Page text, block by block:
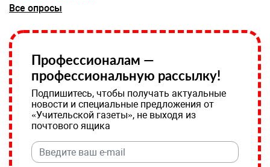
Все опросы
Профессионалам —
профессиональную рассылку!
Подпишитесь, чтобы получать актуальные
новости и специальные предложения от
«Учительской газеты», не выходя из
почтового ящика